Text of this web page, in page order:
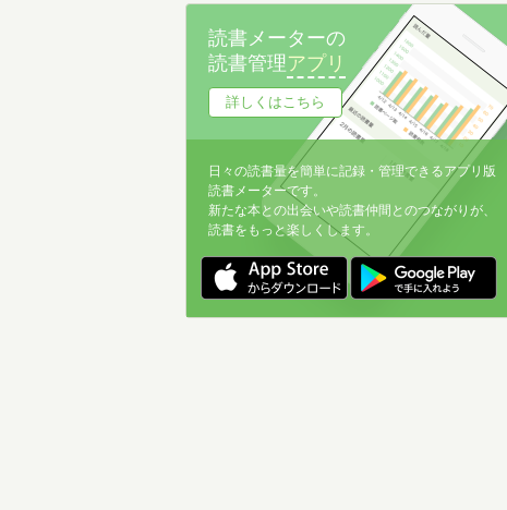
読書メーターの
読書管理アプリ
詳しくはこちら
日々の読書量を簡単に記録・管理できるアプリ版
読書メーターです。
新たな本との出会いや読書仲間とのつながりが、
読書をもっと楽しくします。